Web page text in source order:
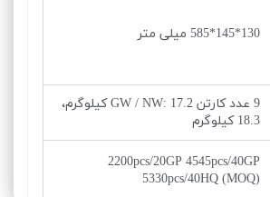
130*145*585 میلی متر
9 عدد کارتن 17.2 :GW / NW کیلوگرم،
18.3 کیلوگرم
2200pcs/20GP 4545pcs/40GP
5330pcs/40HQ (MOQ)